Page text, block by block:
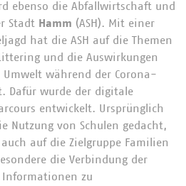
ebenso die Abfallwirtschaft und
Stadt Hamm (ASH). Mit einer
hat die ASH auf die Themen
und die Auswirkungen
während der Corona-
Dafür wurde der digitale
entwickelt. Ursprünglich
Nutzung von Schulen gedacht,
auf die Zielgruppe Familien
die Verbindung der
zu